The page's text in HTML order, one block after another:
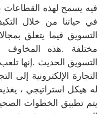
فيه يسمح لهذه القطاعات
في حياتنا من خلال
التسويق فيما يتعلق
مختلفة .هذه المخاوف
التسويق الحديث .إنها
التجارة الإلكترونية إلى
له هيكل استراتيجي ،
يتم تطبيق الخطوات